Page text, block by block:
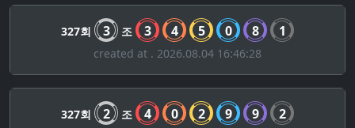
327회 3 조 3 4 5 0 8 1
created at . 2026.08.04 16:46:28
327회 2 조 4 0 2 9 9 2